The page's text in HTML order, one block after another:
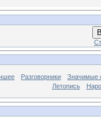
Разговорники
Значимые
Летопись